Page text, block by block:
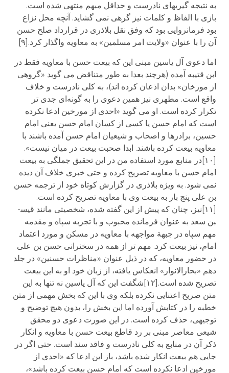
به نتیجه گیریهای نادرست و حداقل مبهم منتهی شده است.
بازی با الفاظ و کلمات نیز گرهی نمی گشاید. آنچه محل نزاع
بود فرمانروایی بود که وفق نقل بلاذری در قرارداد صلح حسن
آن را با عنوان «ولایت امر مسلمین» به معاویه واگذار کرد.[۹]
اما دعوی آل یاسین مبنی این که بیعت حسن با معاویه فقط در
ابن قتیبه آمده (هرچند بعدا به طور متناقض می گوید «گروهی
از مورخان» بدان اذعان کرده اند)، به کلی نادرست و خلاف
واقع است. مطهری نیز همین دعوی را به گونه‌ای جدی تر
تکرار کرده است. او می گوید «احدی از مورخین ادعا نکرده
است که امام حسن یا کسی از کسان امام حسن یعنی امام
حسین، برادرها و اصحاب و شیعیان امام حسن آمده باشند با
معاویه بیعت کرده باشند. ابدا صحبت بیعت در میان نیست».
[۱۰]در منابع مورد استفاده من در این تحقیق جملگی به بیعت
امام حسن با معاویه تصریح کرده و حتی خبری خلاف آن دیده
نمی شود. به ویژه بلاذری در گزارش کوتاه خود از ترجمه حسن
بن علی پنج بار به بیعت وی با معاویه تصریح کرده است.
[۱۱]نیز، چنان که پیش از این گفته شده، شخصیتی مانند قیس­
بن سعد به عنوان فرمانده محبوب و با تجربه سپاه و مقدمه
مهم سپاه در جبهة مواجهه با معاویه در مسکن و مورد اعتماد
امام، نیز بیعت کرد. مهم تر از همه در سخنرانی حسن بن علی
در حضور معاویه، که در ذیل عنوان «مناظرات حسنین» در جلد
دهم «بحارالانوار» انعکاس یافته، از زبان خود او به این بیعت
تصریح شده است.[۱۲]شگفت این که آل یاسین نه تنها به این
متن صریح اعتنایی نکرده بلکه وی با این که بخش مهمی از متن
خطبه را در کتابش آورده اما این بخش را، بدون هیچ توضیح و
توجیهی، حذف کرده است. در این صورت دعوی دو محقق
شیعی معاصر مبنی بر رد قاطع بیعت حسن با معاویه و انکار
ذکر آن در منابع به کلی نادرست و فاقد سند است. حتی اگر در
جایی هم بیعت انکار شده باشد، باز این ادعا که «احدی از
مورخین ادعا نکرده است که امام حسن بیعت کرده باشد»،